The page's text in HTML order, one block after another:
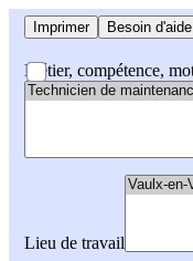
Imprimer Besoin
Métier, compétence,
Lieu de travail